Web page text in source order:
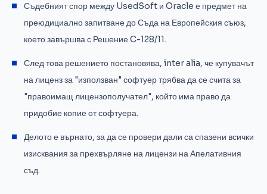
Съдебният спор между UsedSoft и Oracle е предмет на
преюдициално запитване до Съда на Европейския съюз,
което завършва с Решение C-128/11.
След това решението постановява, inter alia, че купувачът
на лиценз за "използван" софтуер трябва да се счита за
"правоимащ лицензополучател", който има право да
придобие копие от софтуера.
Делото е върнато, за да се провери дали са спазени всички
изисквания за прехвърляне на лицензи на Апелативния
съд.